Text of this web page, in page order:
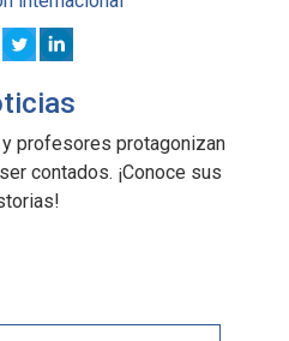
profesores protagonizan
contados. ¡Conoce sus